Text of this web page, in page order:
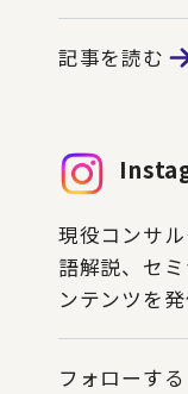
記事を読む
現役コンサ
語解説、セ
ンテンツを発
フォローする